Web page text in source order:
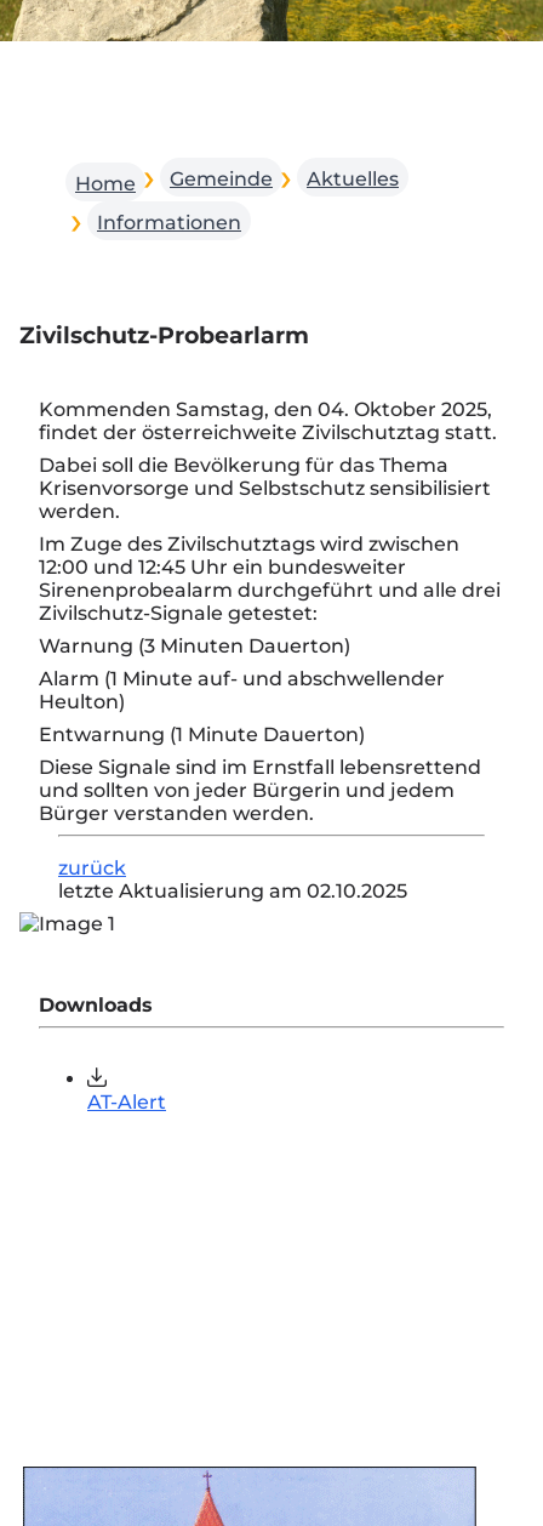
Home Gemeinde
Aktuelles
Informationen
Zivilschutz-Probearlarm
Kommenden Samstag, den 04. Oktober 2025,
findet der österreichweite Zivilschutztag statt.
Dabei soll die Bevölkerung für das Thema
Krisenvorsorge und Selbstschutz sensibilisiert
werden.
Im Zuge des Zivilschutztags wird zwischen
12:00 und 12:45 Uhr ein bundesweiter
Sirenenprobealarm durchgeführt und alle drei
Zivilschutz-Signale getestet:
Warnung (3 Minuten Dauerton)
Alarm (1 Minute auf- und abschwellender
Heulton)
Entwarnung (1 Minute Dauerton)
Diese Signale sind im Ernstfall lebensrettend
und sollten von jeder Bürgerin und jedem
Bürger verstanden werden.
zurück
letzte Aktualisierung am 02.10.2025
Downloads
AT-Alert